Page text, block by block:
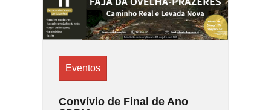
Eventos
Convívio de Final de Ano